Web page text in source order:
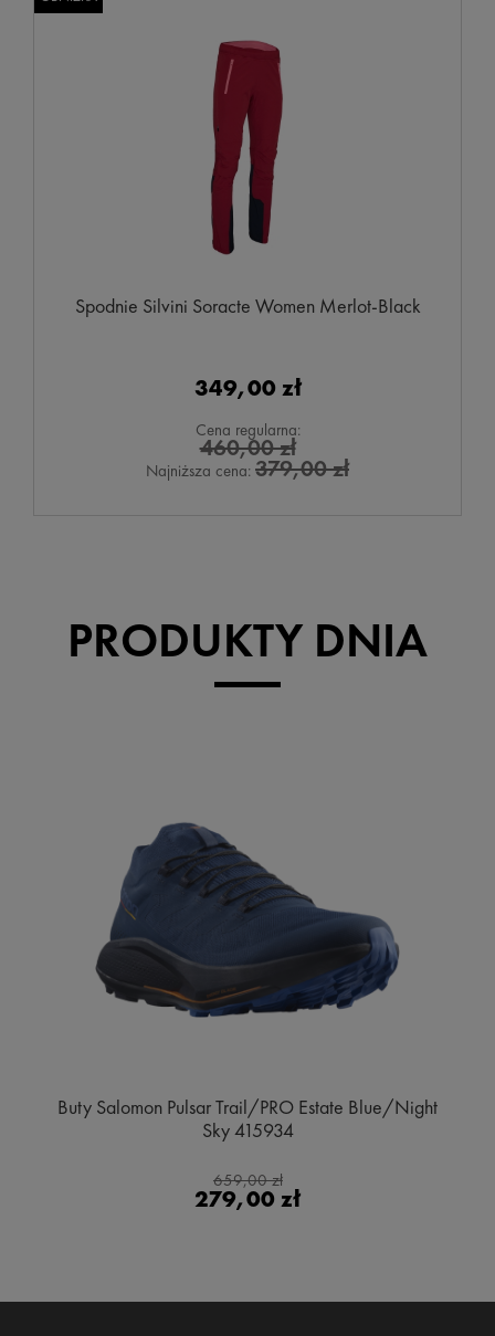
Spodnie Silvini Soracte Women Merlot-Black
349,00 zł
Cena regularna:
460,00 zł
Najniższa cena: 379,00 zł
PRODUKTY DNIA
Buty Salomon Pulsar Trail/PRO Estate Blue/Night
Sky 415934
659,00 zł
279,00 zł